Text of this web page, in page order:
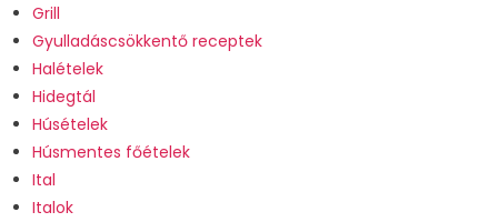
Grill
Gyulladáscsökkentő receptek
Halételek
Hidegtál
Húsételek
Húsmentes főételek
Ital
Italok